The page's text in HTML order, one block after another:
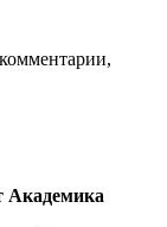
Академика